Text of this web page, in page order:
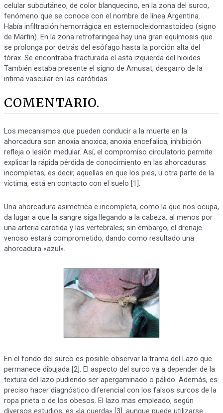
celular subcutáneo, de color blanquecino, en la zona del surco,
fenómeno que se conoce con el nombre de línea Argentina.
Había infiltración hemorrágica en esternocleidomastoideo (signo
de Martin). En la zona retrofaringea hay una gran equímosis que
se prolonga por detrás del esófago hasta la porción alta del
tórax. Se encontraba fracturada el asta izquierda del hioides.
También estaba presente el signo de Amusat, desgarro de la
intima vascular en las carótidas.
COMENTARIO.
Los mecanismos que pueden conducir a la muerte en la
ahorcadura son anoxia anoxica, anoxia encefalica, inhibición
refleja o lesión medular. Así, el compromiso circulatorio permite
explicar la rápida pérdida de conocimiento en las ahorcaduras
incompletas; es decir, aquellas en que los pies, u otra parte de la
víctima, está en contacto con el suelo [1].
Una ahorcadura asimetrica e incompleta, como la que nos ocupa,
da lugar a que la sangre siga llegando a la cabeza, al menos por
una arteria carotida y las vertebrales; sin embargo, el drenaje
venoso estará comprometido, dando como resultado una
ahorcadura «azul».
En el fondo del surco es posible observar la trama del Lazo que
permanece dibujada [2]. El aspecto del surco va a depender de la
textura del lazo pudiendo ser apergaminado o pálido. Además, es
preciso hacer diagnóstico diferencial con los falsos surcos de la
ropa prieta o de los obesos. El lazo mas empleado, según
diversos estudios, es «la cuerda» [3], aunque puede utilizarse